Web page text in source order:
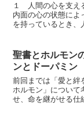
１ 人間の心を支え
内面の心の状態によ
を持っているとき、
恐れが強くなると
聖書とホルモン
ンとドーパミン
前回までは「愛と絆
ホルモン」について
せ、命を継がせる仕
の流れを受けて、